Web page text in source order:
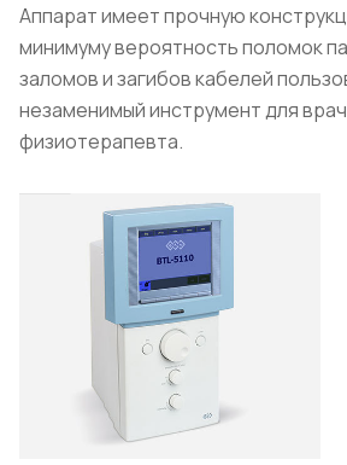
Аппарат имеет прочную
минимуму вероятность поломок
заломов и загибов кабелей
незаменимый инструмент для
физиотерапевта.